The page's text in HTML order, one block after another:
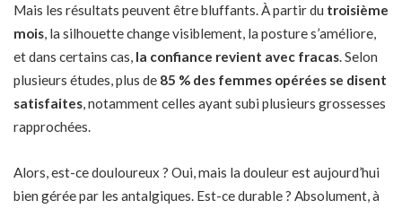
Mais les résultats peuvent être bluffants. À partir du troisième
mois , la silhouette change visiblement, la posture s’améliore,
et dans certains cas, la confiance revient avec fracas . Selon
plusieurs études, plus de 85 % des femmes opérées se disent
satisfaites , notamment celles ayant subi plusieurs grossesses
rapprochées.
Alors, est-ce douloureux ? Oui, mais la douleur est aujourd’hui
bien gérée par les antalgiques. Est-ce durable ? Absolument, à